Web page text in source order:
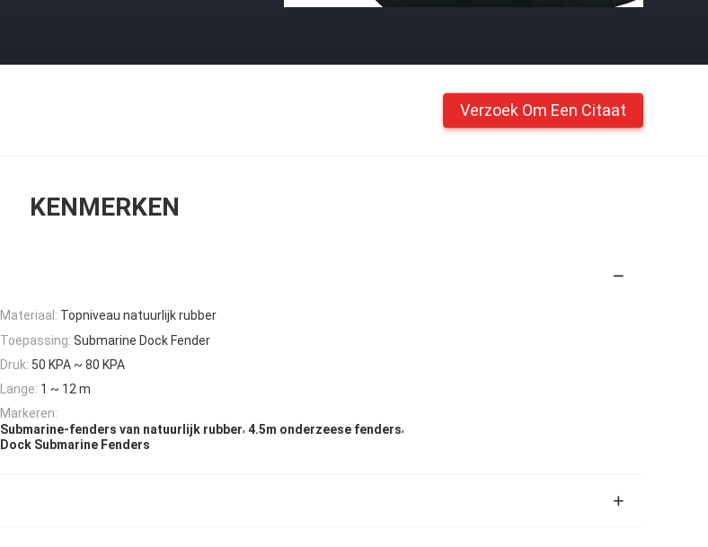
Verzoek Om Een Citaat
KENMERKEN
Materiaal: Topniveau natuurlijk rubber
Toepassing: Submarine Dock Fender
Druk: 50 KPA ~ 80 KPA
Lange: 1 ~ 12 m
Markeren:
Submarine-fenders van natuurlijk rubber, 4.5m onderzeese fenders,
Dock Submarine Fenders